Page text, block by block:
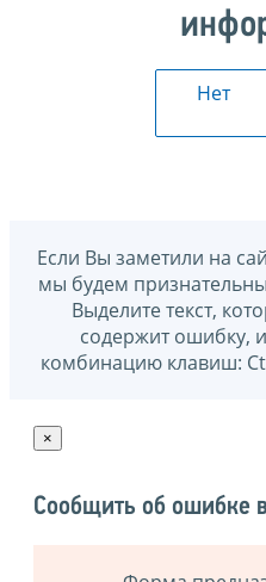
Нет
Если Вы заметили на
мы будем
Выделите текст,
содержит ошибку,
комбинацию клавиш:
×
Сообщить об ошибке в